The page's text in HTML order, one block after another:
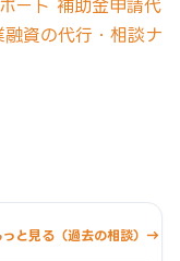
ート 補助金申請代
融資の代行・相談ナ
っと見る（過去の相談）→